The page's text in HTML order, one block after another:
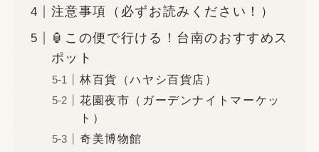
注意事項（必ずお読みください！）
🏮この便で行ける！台南のおすすめス
ポット
林百貨（ハヤシ百貨店）
花園夜市（ガーデンナイトマーケッ
ト）
奇美博物館